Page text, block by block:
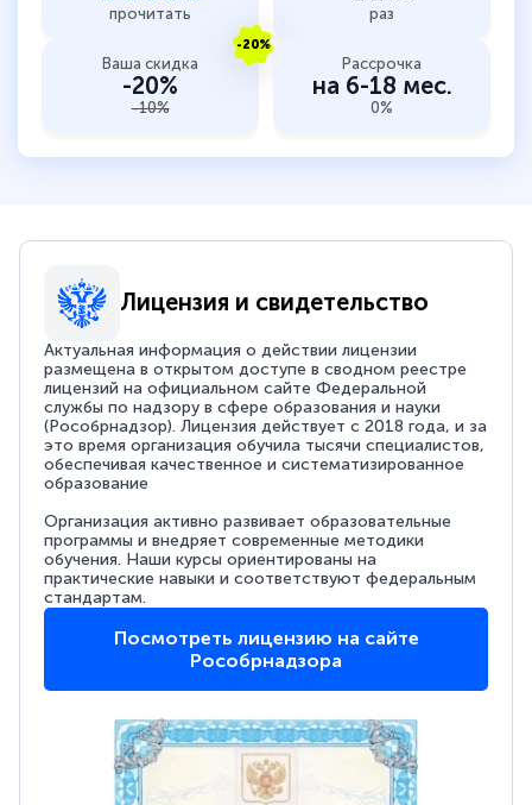
прочитать раз
-20%
Ваша скидка
-20%
-10%
Рассрочка
на 6-18 мес.
0%
Лицензия и свидетельство
Актуальная информация о действии лицензии
размещена в открытом доступе в сводном реестре
лицензий на официальном сайте Федеральной
службы по надзору в сфере образования и науки
(Рособрнадзор). Лицензия действует с 2018 года, и за
это время организация обучила тысячи специалистов,
обеспечивая качественное и систематизированное
образование
Организация активно развивает образовательные
программы и внедряет современные методики
обучения. Наши курсы ориентированы на
практические навыки и соответствуют федеральным
стандартам.
Посмотреть лицензию на сайте
Рособрнадзора